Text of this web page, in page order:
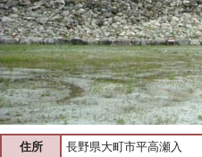
住所 長野県大町市平高瀬入